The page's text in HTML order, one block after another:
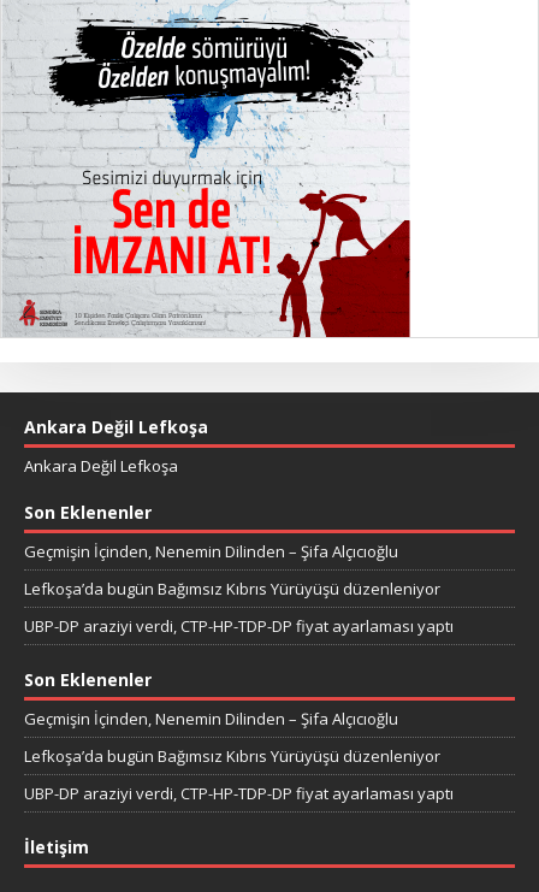
Ankara Değil Lefkoşa
Ankara Değil Lefkoşa
Son Eklenenler
Geçmişin İçinden, Nenemin Dilinden – Şifa Alçıcıoğlu
Lefkoşa’da bugün Bağımsız Kıbrıs Yürüyüşü düzenleniyor
UBP-DP araziyi verdi, CTP-HP-TDP-DP fiyat ayarlaması yaptı
Son Eklenenler
Geçmişin İçinden, Nenemin Dilinden – Şifa Alçıcıoğlu
Lefkoşa’da bugün Bağımsız Kıbrıs Yürüyüşü düzenleniyor
UBP-DP araziyi verdi, CTP-HP-TDP-DP fiyat ayarlaması yaptı
İletişim